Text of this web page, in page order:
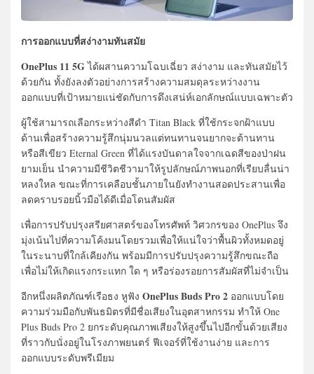
การออกแบบที่สง่างามทันสมัย
OnePlus 11 5Gได้ผสานความโฉบเฉี่ยว สง่างาม และทันสมัยไว้
ด้วยกัน ทั้งยังลงตัวอย่างการสร้างความสมดุลระหว่างงาน
ออกแบบที่เป้าหมายแน่ชัดกับการดึงเสน่ห์เอกลักษณ์แบบเฉพาะตัว
ผู้ใช้สามารถเลือกระหว่างสีดำ Titan Black ที่ใช้กระจกฝ้าแบบ
ด้านเพื่อสร้างความรู้สึกนุ่มนวลแต่ทนทานจนยากจะต้านทาน
หรือสีเขียว Eternal Green ที่ได้แรงบันดาลใจจากเฉดสีของป่าฝน
ยามเย็น นำความมีชีวิตชีวามาให้รูปลักษณ์ภาพนอกที่เรียบลื่นน่า
หลงใหล ขณะที่การเคลือบชั้นภายในยังทำงานสอดประสานเพื่อ
ลดคราบรอยนิ้วมือได้ดีเมื่อโดนสัมผัส
เพื่อการปรับปรุงสรียศาสตร์ของโทรศัพท์ วิศวกรของ OnePlus จึง
มุ่งเน้นไปที่ความโค้งมนโดยรวมเพื่อให้แน่ใจว่าพื้นผิวทั้งหมดอยู่
ในระนาบที่ใกล้เคียงกัน พร้อมมีการปรับปรุงความรู้สึกขณะถือ
เพื่อไม่ให้เกิดแรงกระแทก ใด ๆ หรือร่องรอยการสัมผัสที่ไม่จำเป็น
อีกหนึ่งผลิตภัณฑ์เรือธง หูฟัง OnePlus Buds Pro 2 ออกแบบโดย
ความร่วมมือกับพันธมิตรที่มีชื่อเสียงในอุตสาหกรรม ทำให้ One
Plus Buds Pro 2 ยกระดับคุณภาพเสียงให้สูงขึ้นไปอีกขั้นด้วยเสียง
ที่ราวกับนั่งอยู่ในโรงภาพยนตร์ ฟีเจอร์ที่ใช้งานง่าย และการ
ออกแบบระดับพรีเมียม